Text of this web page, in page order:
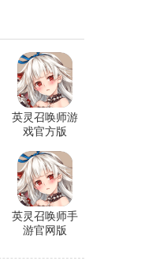
英灵召唤师游
戏官方版
英灵召唤师手
游官网版